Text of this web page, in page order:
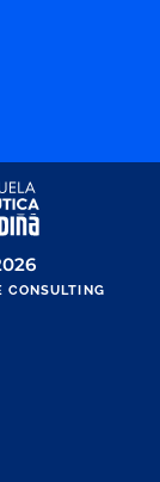
CONSULTING